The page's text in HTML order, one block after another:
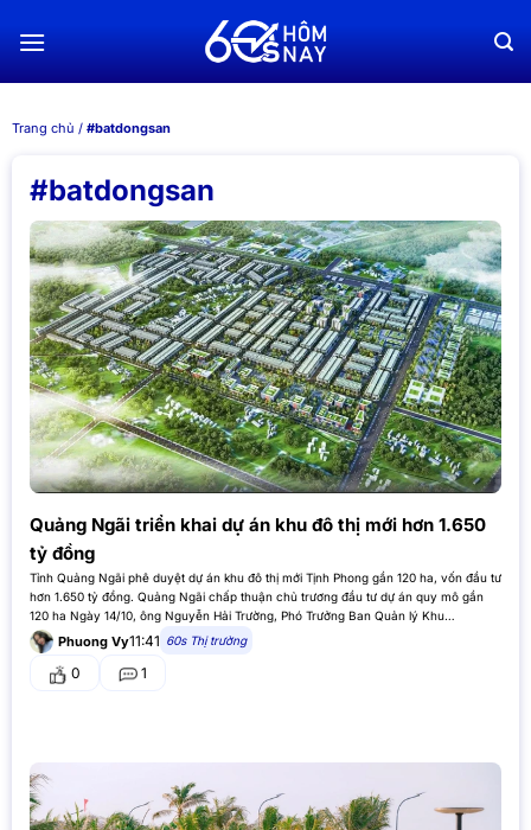
đến
Trang chủ / #batdongsan
#batdongsan
Quảng Ngãi triển khai dự án khu đô thị mới hơn 1.650
tỷ đồng
Tỉnh Quảng Ngãi phê duyệt dự án khu đô thị mới Tịnh Phong gần 120 ha, vốn đầu tư
hơn 1.650 tỷ đồng. Quảng Ngãi chấp thuận chủ trương đầu tư dự án quy mô gần
120 ha Ngày 14/10, ông Nguyễn Hải Trường, Phó Trưởng Ban Quản lý Khu…
Phuong Vy11:41 60s Thị trường
0 1